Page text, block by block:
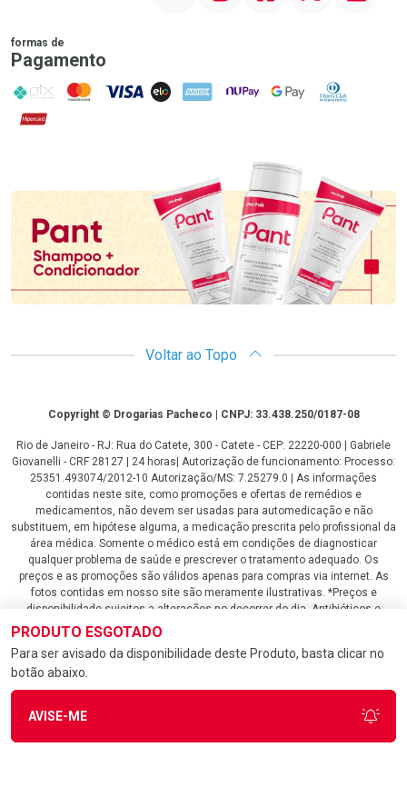
PRODUTO ESGOTADO
Para ser avisado da disponibilidade deste Produto, basta clicar no
botão abaixo.
AVISE-ME
formas de
Pagamento
PIX MasterCard
VISA ELO AMEX NuPay Google PayDiners Club
Hipercard
Promoção em Destaque
Voltar ao Topo
CopyrightCopyright © Drogarias Pacheco | CNPJ: 33.438.250/0187-08
Rio de Janeiro - RJ: Rua do Catete, 300 - Catete - CEP: 22220-000 | Gabriele
Giovanelli - CRF 28127 | 24 horas| Autorização de funcionamento: Processo:
25351.493074/2012-10 Autorização/MS: 7.25279.0 | As informações
contidas neste site, como promoções e ofertas de remédios e
medicamentos, não devem ser usadas para automedicação e não
substituem, em hipótese alguma, a medicação prescrita pelo profissional da
área médica. Somente o médico está em condições de diagnosticar
qualquer problema de saúde e prescrever o tratamento adequado. Os
preços e as promoções são válidos apenas para compras via internet. As
fotos contidas em nosso site são meramente ilustrativas. *Preços e
disponibilidade sujeitos a alterações no decorrer do dia. Antibióticos e
antimicrobianos vendas apenas em lojas físicas ou televendas. Portaria nº
344 - 01/02/1999 - Ministério da Saúde. Horário de funcionamento Central
de Vendas e Atendimento ao Cliente 4020 4404 ou 0800 282 10 10 de
LGPD Aceite os Cookies